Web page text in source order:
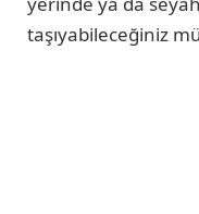
taşıyabileceğiniz